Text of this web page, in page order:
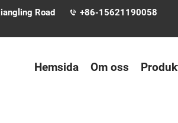
Road
+86-15621190058
Hemsida Om oss